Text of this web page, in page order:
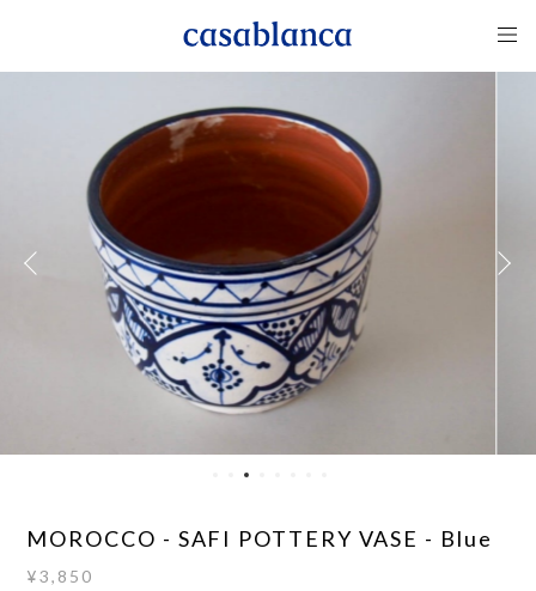
MOROCCO - SAFI POTTERY VASE - Blue
¥3,850